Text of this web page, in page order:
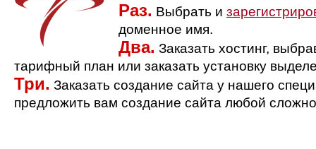
Раз. Выбрать и
доменное имя.
Два. Заказать хостинг,
тарифный план или заказать установку
Три. Заказать создание сайта у нашего
предложить вам создание сайта любой